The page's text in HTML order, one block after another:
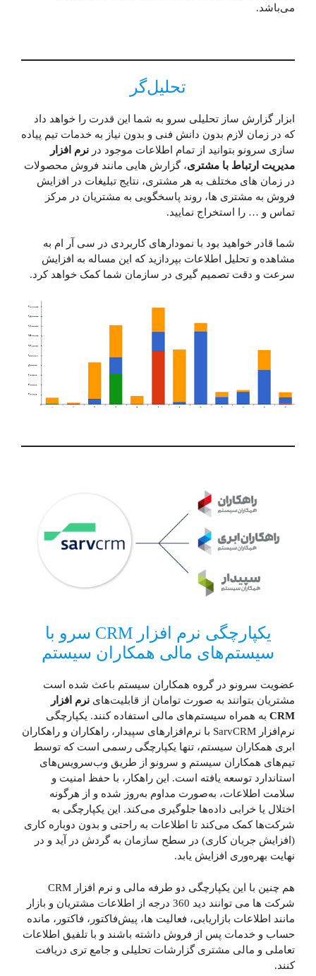
می‌باشد.
تحلیل‌گر
ابزار گزارش ساز تحلیلی سرو به شما این قدرت را خواهد داد
که در زمان لازم بدون دانش فنی و بدون نیاز به خدمات تیم پیاده
سازی سرونو بتوانید از تمام اطلاعات موجود در نرم افزار
مدیریت ارتباط با مشتری، گزارش هایی مانند فروش محصولات
در زمان های مختلف به هر مشتری، نتایج تبلیغات در افزایش
فروش به مشتری ها، روند پاسخگویی به مشتریان در مرکز
تماس و … را استخراج نمایید.
شما قادر خواهید بود با نمودار‌های کاربردی در سی آر ام به
مشاهده و تحلیل اطلاعات بپردازید که این مساله به افزایش
سرعت و دقت تصمیم گیری در سازمان شما کمک خواهد کرد.
یکپارچگی نرم افزار CRM سرو با
سیستم‌های مالی همکاران سیستم
عضویت سرونو در گروه همکاران سیستم باعث شده است
مشتریان بتوانند به صورت توامان از قابلیت‌های نرم افزار
CRM به همراه سیستم‌های مالی استفاده کنند. یکپارچگی
نرم‌افزار SarvCRM با نرم‌افزارهای سپیدار، راهکاران و راهکاران
ابری همکاران سیستم، تنها یکپارچگی رسمی است که توسط
تیم‌های همکاران سیستم و سرونو از طریق وب‌سرویس‌های
استاندارد توسعه یافته است. این راهکار، با حفظ امنیت و
سلامت اطلاعات، به‌صورت مداوم به‌روز شده و از هرگونه
اختلال یا خرابی داده‌ها جلوگیری می‌کند. این یکپارچگی به
شرکت‌ها کمک می‌کند تا اطلاعات به راحتی و بدون دوباره کاری
(افزایش جریان کاری) در سطح سازمان به گردش در آید و در
نهایت بهره‌وری افزایش یابد.
هم چنین با این یکپارچگی دو طرفه مالی و نرم افزار CRM
شرکت ها می توانند دید 360 درجه از اطلاعات مشتریان و بازار
مانند اطلاعات بازاریابی، فعالیت ها، پیش‌فاکتور، فاکتور، مانده
حساب و خدمات پس از فروش داشته باشند و با تلفیق اطلاعات
تعاملی و مالی مشتری گزارشات تحلیلی و جامع تری دریافت
کنند.